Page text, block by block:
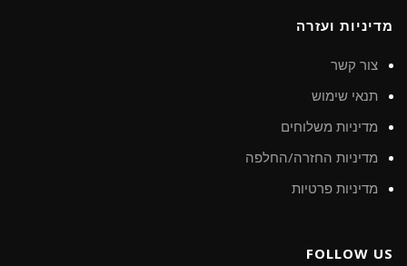
מדיניות ועזרה
צור קשר
תנאי שימוש
מדיניות משלוחים
מדיניות החזרה/החלפה
מדיניות פרטיות
FOLLOW US